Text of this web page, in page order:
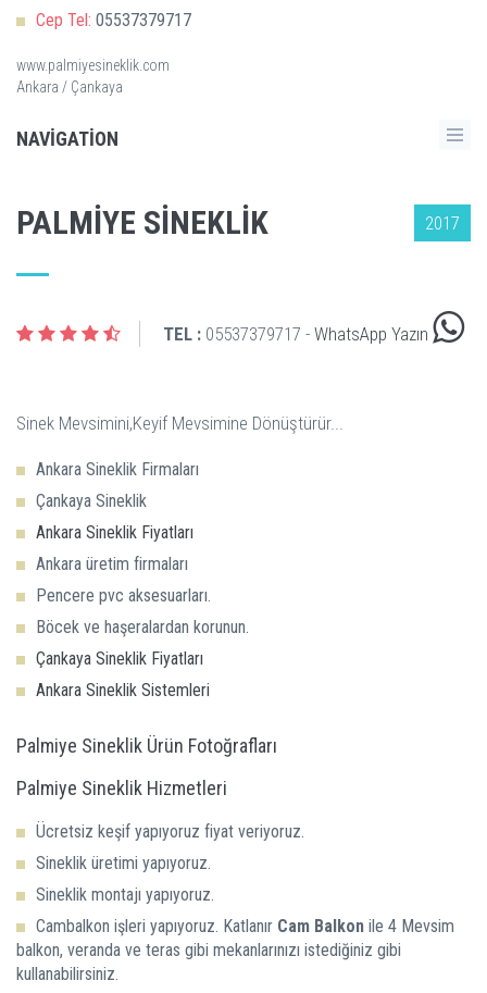
Cep Tel: 05537379717
www.palmiyesineklik.com
Ankara / Çankaya
NAVIGATION
PALMIYE SINEKLIK 2017
TEL : 05537379717 - WhatsApp Yazın
Ankara Sineklik Firmaları
Çankaya Sineklik
Ankara Sineklik Fiyatları
Ankara üretim firmaları
Pencere pvc aksesuarları.
Böcek ve haşeralardan korunun.
Çankaya Sineklik Fiyatları
Ankara Sineklik Sistemleri
Palmiye Sineklik Ürün Fotoğrafları
Palmiye Sineklik Hizmetleri
Ücretsiz keşif yapıyoruz fiyat veriyoruz.
Sineklik üretimi yapıyoruz.
Sineklik montajı yapıyoruz.
Cambalkon işleri yapıyoruz. Katlanır Cam Balkon ile 4 Mevsim
balkon, veranda ve teras gibi mekanlarınızı istediğiniz gibi
kullanabilirsiniz.